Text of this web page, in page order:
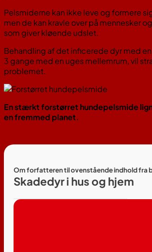
Pelsmiderne kan ikke leve og formere
men de kan kravle over på mennesker
som giver kløende udslet.
Behandling af det inficerede dyr med
3 gange med en uges mellemrum, vil
problemet.
En stærkt forstørret hundepelsmide
en fremmed planet.
Om forfatteren til ovenstående indhold fra
Skadedyr i hus og hjem